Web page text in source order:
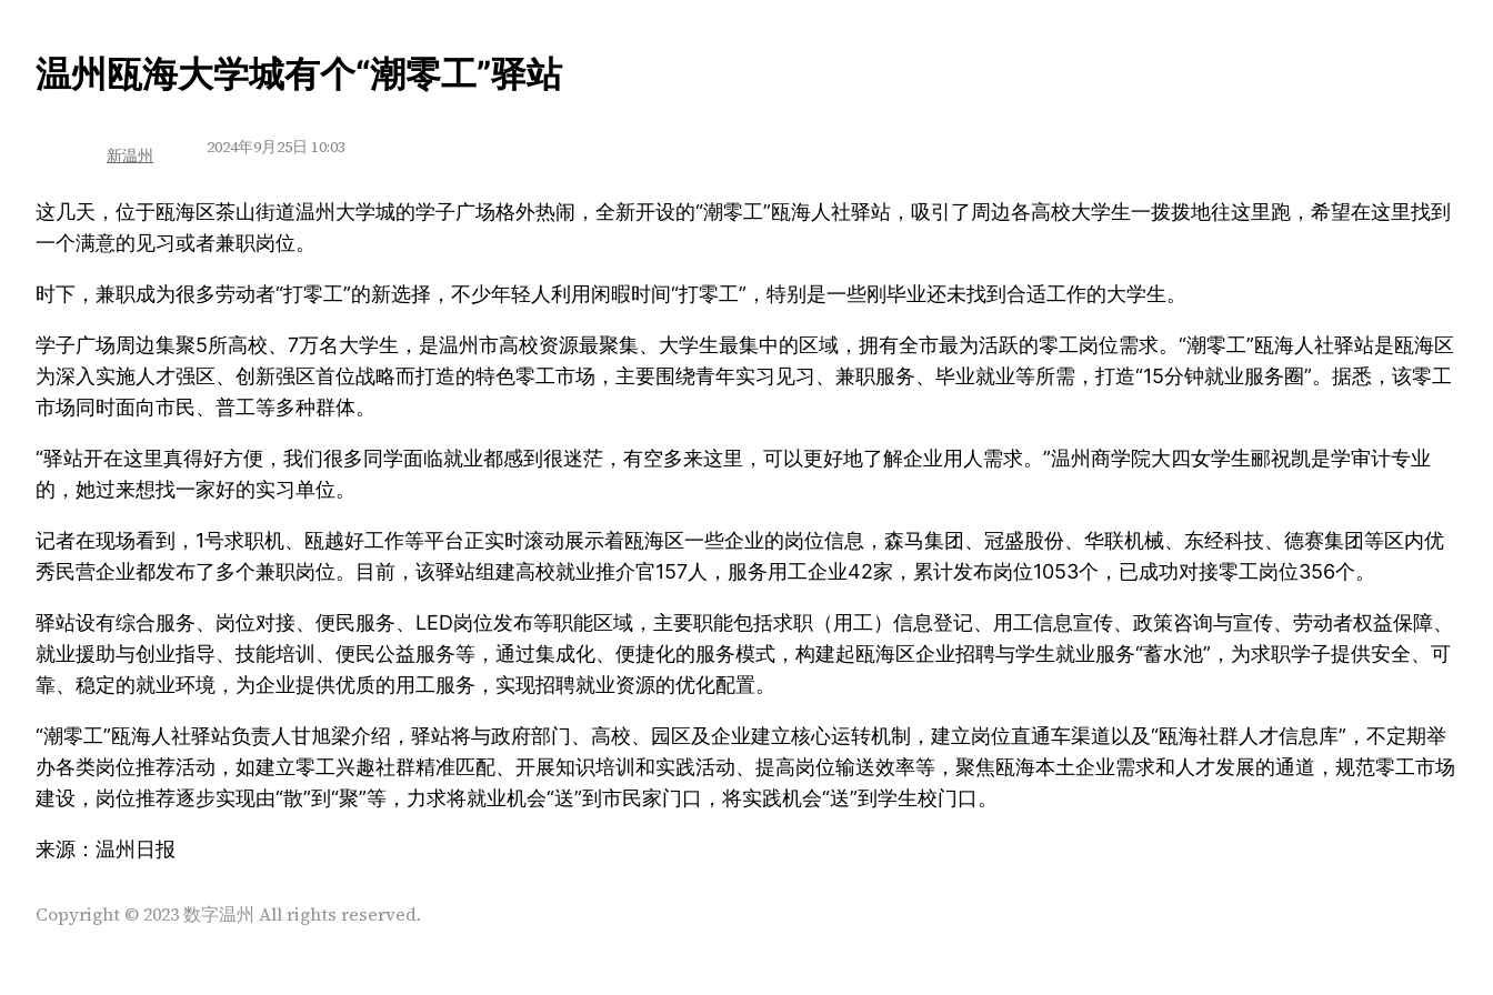
温州瓯海大学城有个“潮零工”驿站
新温州 2024年9月25日 10:03
这几天，位于瓯海区茶山街道温州大学城的学子广场格外热闹，全新开设的“潮零工”瓯海人社驿站，吸引了周边各高校大学生一拨拨地往这里跑，希望在这里找到
一个满意的见习或者兼职岗位。
时下，兼职成为很多劳动者“打零工”的新选择，不少年轻人利用闲暇时间“打零工”，特别是一些刚毕业还未找到合适工作的大学生。
学子广场周边集聚5所高校、7万名大学生，是温州市高校资源最聚集、大学生最集中的区域，拥有全市最为活跃的零工岗位需求。“潮零工”瓯海人社驿站是瓯海区
为深入实施人才强区、创新强区首位战略而打造的特色零工市场，主要围绕青年实习见习、兼职服务、毕业就业等所需，打造“15分钟就业服务圈”。据悉，该零工
市场同时面向市民、普工等多种群体。
“驿站开在这里真得好方便，我们很多同学面临就业都感到很迷茫，有空多来这里，可以更好地了解企业用人需求。”温州商学院大四女学生郦祝凯是学审计专业
的，她过来想找一家好的实习单位。
记者在现场看到，1号求职机、瓯越好工作等平台正实时滚动展示着瓯海区一些企业的岗位信息，森马集团、冠盛股份、华联机械、东经科技、德赛集团等区内优
秀民营企业都发布了多个兼职岗位。目前，该驿站组建高校就业推介官157人，服务用工企业42家，累计发布岗位1053个，已成功对接零工岗位356个。
驿站设有综合服务、岗位对接、便民服务、LED岗位发布等职能区域，主要职能包括求职（用工）信息登记、用工信息宣传、政策咨询与宣传、劳动者权益保障、
就业援助与创业指导、技能培训、便民公益服务等，通过集成化、便捷化的服务模式，构建起瓯海区企业招聘与学生就业服务“蓄水池”，为求职学子提供安全、可
靠、稳定的就业环境，为企业提供优质的用工服务，实现招聘就业资源的优化配置。
“潮零工”瓯海人社驿站负责人甘旭梁介绍，驿站将与政府部门、高校、园区及企业建立核心运转机制，建立岗位直通车渠道以及“瓯海社群人才信息库”，不定期举
办各类岗位推荐活动，如建立零工兴趣社群精准匹配、开展知识培训和实践活动、提高岗位输送效率等，聚焦瓯海本土企业需求和人才发展的通道，规范零工市场
建设，岗位推荐逐步实现由“散”到“聚”等，力求将就业机会“送”到市民家门口，将实践机会“送”到学生校门口。
来源：温州日报
Copyright © 2023 数字温州 All rights reserved.